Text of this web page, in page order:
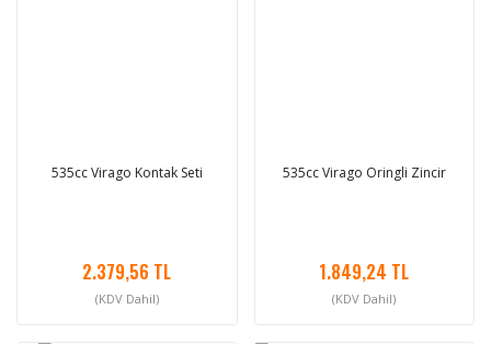
535cc Virago Kontak Seti
2.379,56 TL
(KDV Dahil)
535cc Virago Oringli Zincir
1.849,24 TL
(KDV Dahil)